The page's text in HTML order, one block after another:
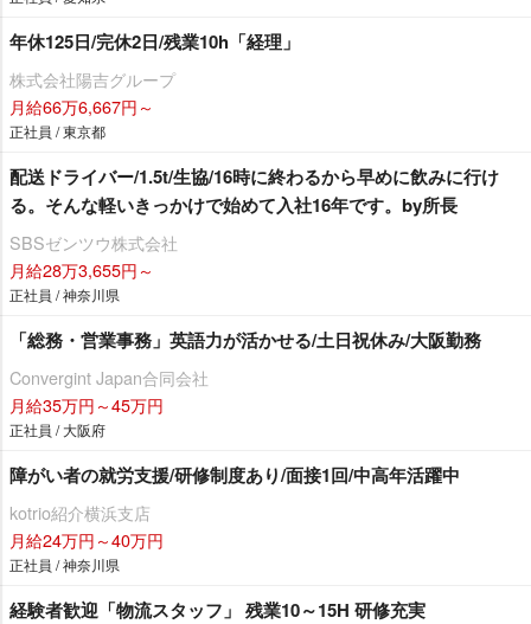
年休125日/完休2日/残業10h「経理」
株式会社陽吉グループ
月給66万6,667円～
正社員 / 東京都
配送ドライバー/1.5t/生協/16時に終わるから早めに飲みに行け
る。そんな軽いきっかけで始めて入社16年です。by所長
SBSゼンツウ株式会社
月給28万3,655円～
正社員 / 神奈川県
「総務・営業事務」英語力が活かせる/土日祝休み/大阪勤務
Convergint Japan合同会社
月給35万円～45万円
正社員 / 大阪府
障がい者の就労支援/研修制度あり/面接1回/中高年活躍中
kotrio紹介横浜支店
月給24万円～40万円
正社員 / 神奈川県
経験者歓迎「物流スタッフ」 残業10～15H 研修充実